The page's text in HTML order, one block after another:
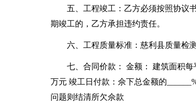
五、工程竣工：乙方必须按照协议
期竣工的，乙方承担违约责任。
六、工程质量标准：慈利县质量检
七、合同价款： 金额： 建筑面积每
万元 竣工日付款：佘下总金额的
问题则结清所欠佘款